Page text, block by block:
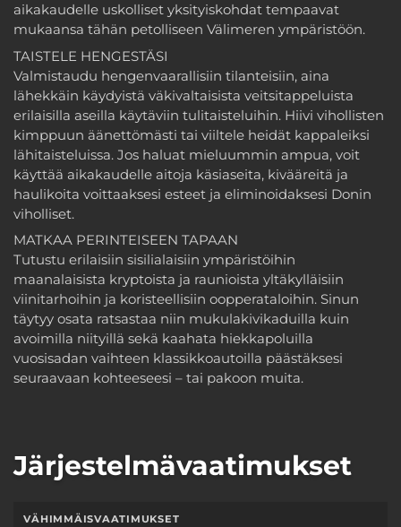
aikakaudelle uskolliset yksityiskohdat tempaavat
mukaansa tähän petolliseen Välimeren ympäristöön.
TAISTELE HENGESTÄSI
Valmistaudu hengenvaarallisiin tilanteisiin, aina
lähekkäin käydyistä väkivaltaisista veitsitappeluista
erilaisilla aseilla käytäviin tulitaisteluihin. Hiivi vihollisten
kimppuun äänettömästi tai viiltele heidät kappaleiksi
lähitaisteluissa. Jos haluat mieluummin ampua, voit
käyttää aikakaudelle aitoja käsiaseita, kivääreitä ja
haulikoita voittaaksesi esteet ja eliminoidaksesi Donin
viholliset.
MATKAA PERINTEISEEN TAPAAN
Tutustu erilaisiin sisilialaisiin ympäristöihin
maanalaisista kryptoista ja raunioista yltäkylläisiin
viinitarhoihin ja koristeellisiin oopperataloihin. Sinun
täytyy osata ratsastaa niin mukulakivikaduilla kuin
avoimilla niityillä sekä kaahata hiekkapoluilla
vuosisadan vaihteen klassikkoautoilla päästäksesi
seuraavaan kohteeseesi – tai pakoon muita.
Järjestelmävaatimukset
VÄHIMMÄISVAATIMUKSET